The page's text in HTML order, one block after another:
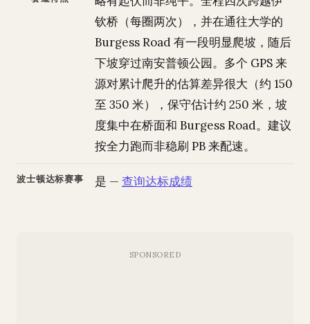
钦桥（每圈两次），并在通往大学的
Burgess Road 有一段明显爬坡，随后
下坡穿过南安普顿公园。多个 GPS 来
源对累计爬升的估算差异很大（约 150
至 350 米），保守估计约 250 米，坡
度集中在桥面和 Burgess Road。建议
按全力跑而非稳刷 PB 来配速。
波士顿达标赛事 是 — 查询达标成绩